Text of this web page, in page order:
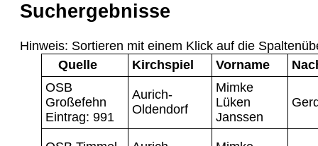
Suchergebnisse
Hinweis: Sortieren mit einem Klick auf die
Quelle
Kirchspiel Vorname
OSB
Großefehn
Eintrag: 991
Aurich-
Oldendorf
Mimke
Lüken
Janssen